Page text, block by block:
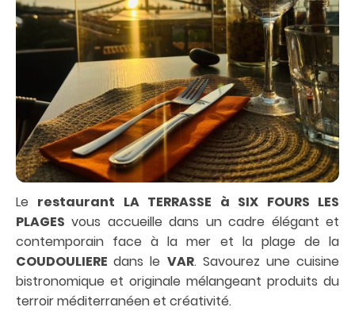
Le restaurant LA TERRASSE à SIX FOURS LES
PLAGES vous accueille dans un cadre élégant et
contemporain face à la mer et la plage de la
COUDOULIEREdans le VAR. Savourez une cuisine
bistronomique et originale mélangeant produits du
terroir méditerranéen et créativité.